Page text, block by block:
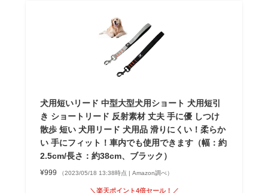
犬用短いリード 中型大型犬用ショート 犬用短引
き ショートリード 反射素材 丈夫 手に優 しつけ
散歩 短い 犬用リード 犬用品 滑りにくい！柔らか
い 手にフィット！車内でも使用できます（幅：約
2.5cm/長さ：約38cm、ブラック）
¥999 （2023/05/18 13:38時点 | Amazon調べ）
＼楽天ポイント4倍セール！／